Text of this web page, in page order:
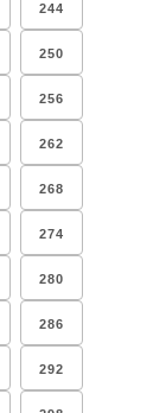
244
250
256
262
268
274
280
286
292